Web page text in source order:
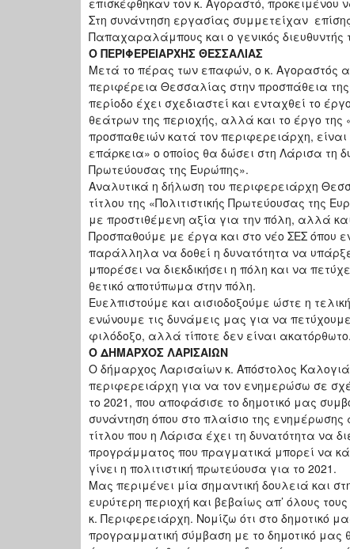
επισκέφθηκαν τον κ. Αγοραστό,
Στη συνάντηση εργασίας συμμετείχαν
Παπαχαραλάμπους και ο γενικός
Ο ΠΕΡΙΦΕΡΕΙΑΡΧΗΣ ΘΕΣΣΑΛΙΑΣ
Μετά το πέρας των επαφών, ο κ. Αγοραστός
περιφέρεια Θεσσαλίας στην προσπάθεια
περίοδο έχει σχεδιαστεί και ενταχθεί το
θεάτρων της περιοχής, αλλά και το έργο
προσπαθειών κατά τον περιφερειάρχη,
επάρκεια» ο οποίος θα δώσει στη Λάρισα τη
Πρωτεύουσας της Ευρώπης».
Αναλυτικά η δήλωση του περιφερειάρχη
τίτλου της «Πολιτιστικής Πρωτεύουσας της
με προστιθέμενη αξία για την πόλη, αλλά
Προσπαθούμε με έργα και στο νέο ΣΕΣ όπου
παράλληλα να δοθεί η δυνατότητα να
μπορέσει να διεκδικήσει η πόλη και να
θετικό αποτύπωμα στην πόλη.
Ευελπιστούμε και αισιοδοξούμε ώστε η
ενώνουμε τις δυνάμεις μας για να
φιλόδοξο, αλλά τίποτε δεν είναι
Ο ΔΗΜΑΡΧΟΣ ΛΑΡΙΣΑΙΩΝ
Ο δήμαρχος Λαρισαίων κ. Απόστολος
περιφερειάρχη για να τον ενημερώσω σε
το 2021, που αποφάσισε το δημοτικό μας
συνάντηση όπου στο πλαίσιο της
τίτλου που η Λάρισα έχει τη δυνατότητα να
προγράμματος που πραγματικά μπορεί να
γίνει η πολιτιστική πρωτεύουσα για το 2021.
Μας περιμένει μία σημαντική δουλειά και
ευρύτερη περιοχή και βεβαίως απ’ όλους
κ. Περιφερειάρχη. Νομίζω ότι στο δημοτικό
προγραμματική σύμβαση με το δημοτικό μας